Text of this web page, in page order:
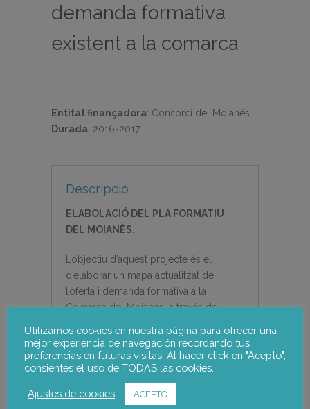
demanda formativa
existent a la comarca
Entitat finançadora: Consorci del Moianés
Durada: 2016-2017
Descripció
ELABOLACIÓ DEL PLA FORMATIU
DEL MOIANÈS
L’objectiu d’aquest projecte és el
d’elaborar un mapa actualitzat de
l’oferta i demanda formativa a la
Comarca del Moianès, a través de
dades i informació administrativa, i un
treball de camp basat en grups de
discussió amb organitzacions
empresarials i sindicals. Tenint en
compte aquesta anàlisi, es formularà
Utilizamos cookies en nuestra página para ofrecer una
mejor experiencia de navegación recordando tus
preferencias en futuras visitas. Al hacer click en "Acepto",
consientes el uso de TODAS las cookies.
Ajustes de cookies ACEPTO